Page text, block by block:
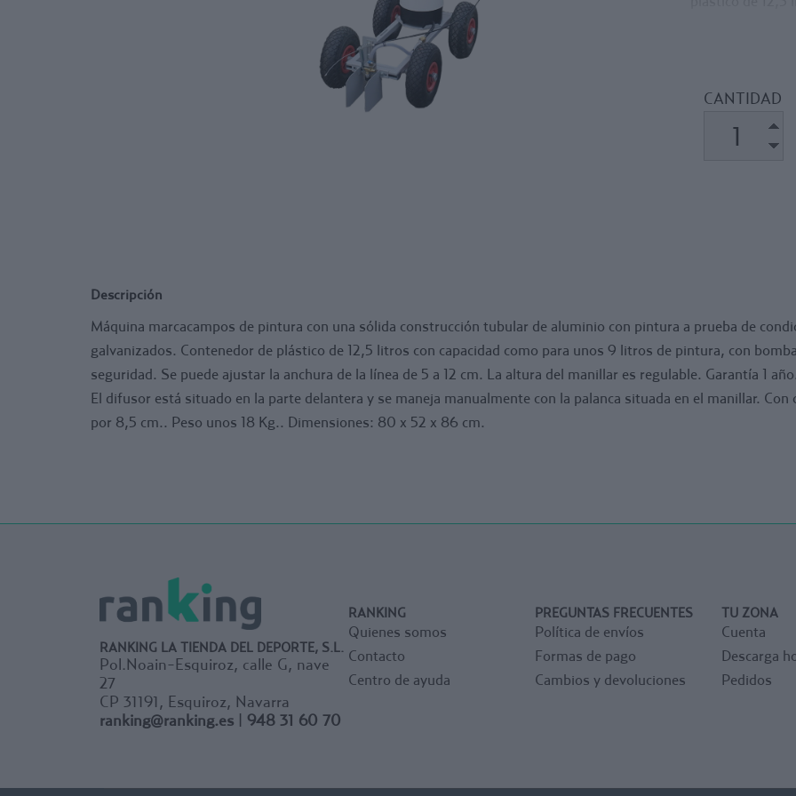
pintura, con
El difusor está
manualmente
neumáticos de
CANTIDAD
Descripción
Máquina marcacampos de pintura con una sólida construcción tubular de aluminio con pintura a prueba de
galvanizados. Contenedor de plástico de 12,5 litros con capacidad como para unos 9 litros de pintura, con
seguridad. Se puede ajustar la anchura de la línea de 5 a 12 cm. La altura del manillar es regulable. Garantía 1 año.
El difusor está situado en la parte delantera y se maneja manualmente con la palanca situada en el manillar.
por 8,5 cm.. Peso unos 18 Kg.. Dimensiones: 80 x 52 x 86 cm.
RANKING LA TIENDA DEL DEPORTE, S.L.
Pol.Noain-Esquiroz, calle G, nave
27
CP 31191, Esquiroz, Navarra
ranking@ranking.es
948 31 60 70
RANKING
Quienes somos
Contacto
Centro de ayuda
PREGUNTAS FRECUENTES
Política de envíos
Formas de pago
Cambios y devoluciones
TU ZONA
Cuenta
Descarga
Pedidos